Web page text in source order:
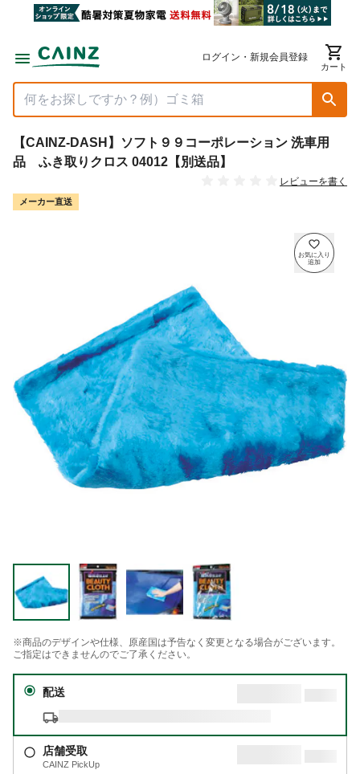
ログイン・新規会員登録
カート
【CAINZ-DASH】ソフト９９コーポレーション 洗車用
品 ふき取りクロス 04012【別送品】
レビューを書く
メーカー直送
※商品のデザインや仕様、原産国は予告なく変更となる場合がございます。
ご指定はできませんのでご了承ください。
配送
店舗受取
CAINZ PickUp